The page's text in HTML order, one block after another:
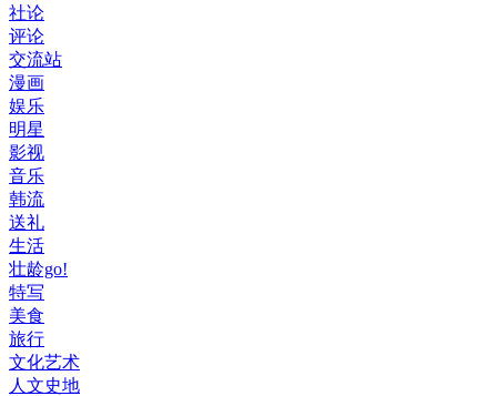
社论
评论
交流站
漫画
娱乐
明星
影视
音乐
韩流
送礼
生活
壮龄go!
特写
美食
旅行
文化艺术
人文史地